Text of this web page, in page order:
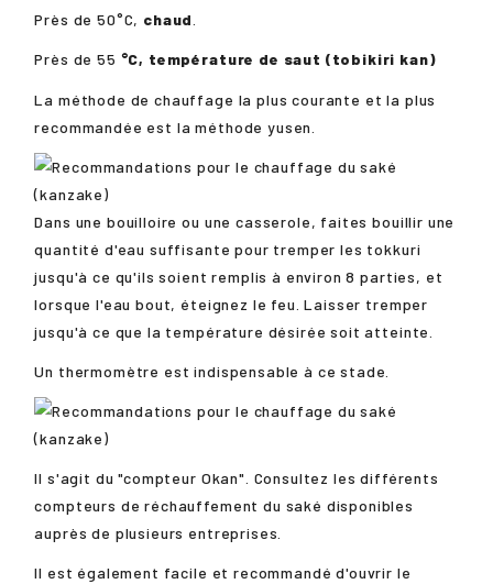
Près de 50°C, chaud
Près de 55 °C, température de saut (tobikiri kan)
La méthode de chauffage la plus courante et la plus
recommandée est la méthode yusen.
Dans une bouilloire ou une casserole, faites bouillir une
quantité d'eau suffisante pour tremper les tokkuri
jusqu'à ce qu'ils soient remplis à environ 8 parties, et
lorsque l'eau bout, éteignez le feu. Laisser tremper
jusqu'à ce que la température désirée soit atteinte.
Un thermomètre est indispensable à ce stade.
Il s'agit du "compteur Okan". Consultez les différents
compteurs de réchauffement du saké disponibles
auprès de plusieurs entreprises.
Il est également facile et recommandé d'ouvrir le